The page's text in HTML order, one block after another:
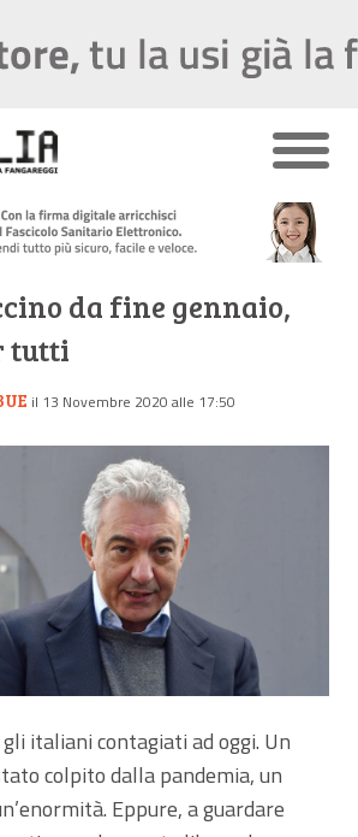
da fine gennaio,
tutti
il 13 Novembre 2020 alle 17:50
italiani contagiati ad oggi. Un
colpito dalla pandemia, un
Eppure, a guardare